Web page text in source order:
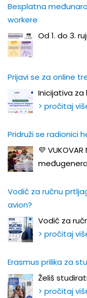
Besplatna
workere
Od 1. do 3.
Prijavi se za online
Inicijativa za
> pročitaj
Pridruži se radionici
💜
Vodič za ručnu
avion?
Vodič za
> pročitaj
Erasmus prilika za
Želiš
> pročitaj